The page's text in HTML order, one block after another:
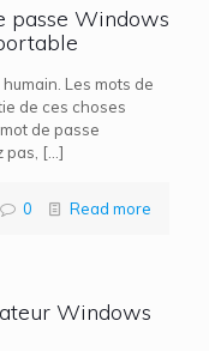
passe Windows
Les mots de
de ces choses
de passe
[…]
0 Read more
Windows